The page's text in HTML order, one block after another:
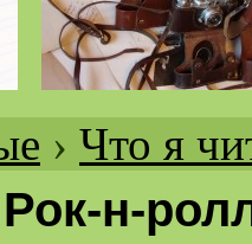
› Что я
Рок-н-